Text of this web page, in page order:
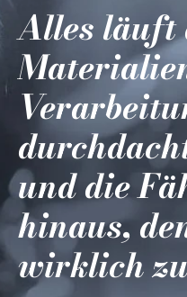
Alles läuft
und die
hinaus,
wirklich